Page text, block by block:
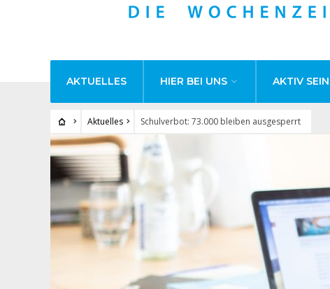
AKTUELLES HIER BEI UNS AKTIV SEIN
Aktuelles Schulverbot: 73.000 bleiben ausgesperrt